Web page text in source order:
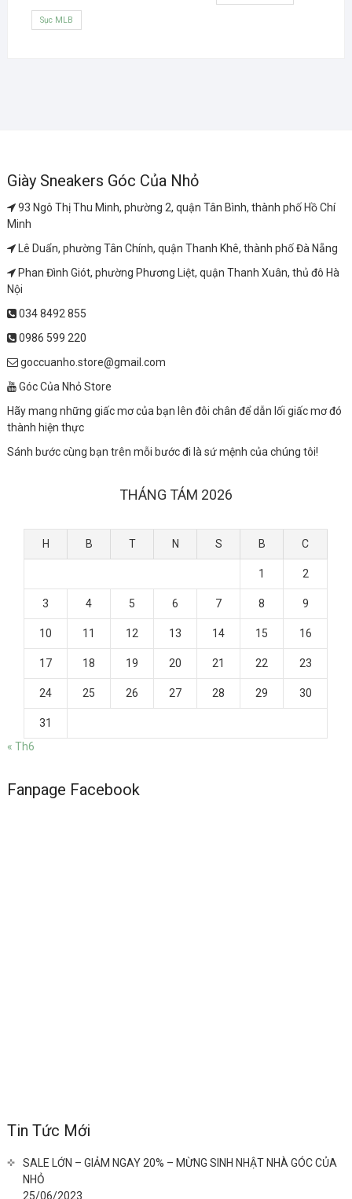
Sục MLB
Giày Sneakers Góc Của Nhỏ
93 Ngô Thị Thu Minh, phường 2, quận Tân Bình, thành phố Hồ Chí
Minh
Lê Duẩn, phường Tân Chính, quận Thanh Khê, thành phố Đà Nẵng
Phan Đình Giót, phường Phương Liệt, quận Thanh Xuân, thủ đô Hà
Nội
034 8492 855
0986 599 220
goccuanho.store@gmail.com
Góc Của Nhỏ Store
Hãy mang những giấc mơ của bạn lên đôi chân để dẫn lối giấc mơ đó
thành hiện thực
Sánh bước cùng bạn trên mỗi bước đi là sứ mệnh của chúng tôi!
THÁNG TÁM 2026
H B T N S B C
1 2
3 4 5 6 7 8 9
10 11 12 13 14 15 16
17 18 19 20 21 22 23
24 25 26 27 28 29 30
31
« Th6
Fanpage Facebook
Tin Tức Mới
SALE LỚN – GIẢM NGAY 20% – MỪNG SINH NHẬT NHÀ GÓC CỦA
NHỎ
25/06/2023